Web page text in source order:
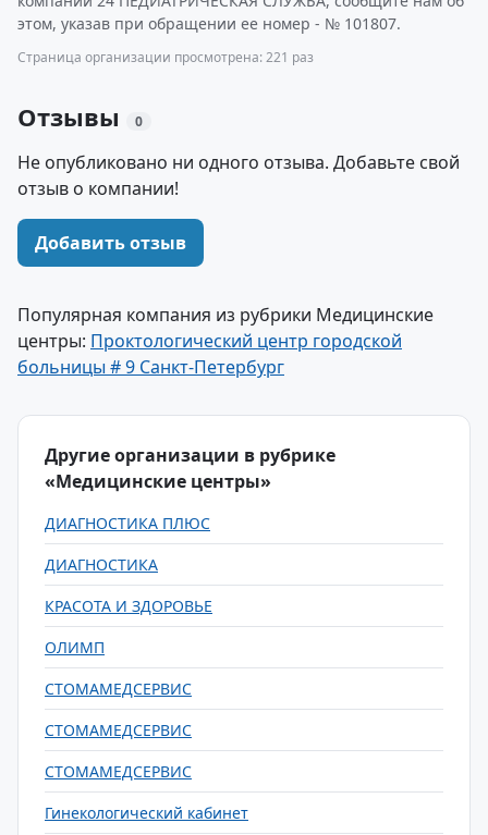
этом, указав при обращении ее номер - № 101807.
Страница организации просмотрена: 221 раз
Отзывы 0
Не опубликовано ни одного отзыва. Добавьте свой
отзыв о компании!
Добавить отзыв
Популярная компания из рубрики Медицинские
центры: Проктологический центр городской
больницы # 9 Санкт-Петербург
Другие организации в рубрике
«Медицинские центры»
ДИАГНОСТИКА ПЛЮС
ДИАГНОСТИКА
КРАСОТА И ЗДОРОВЬЕ
ОЛИМП
СТОМАМЕДСЕРВИС
СТОМАМЕДСЕРВИС
СТОМАМЕДСЕРВИС
Гинекологический кабинет